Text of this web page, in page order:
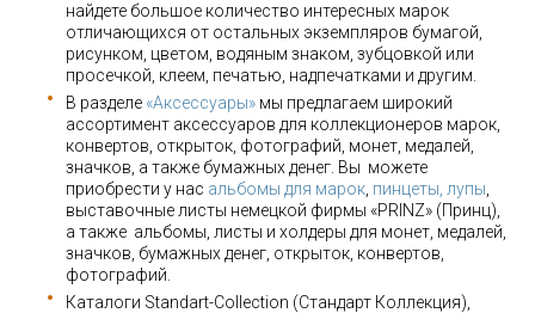
найдете большое количество интересных марок
отличающихся от остальных экземпляров бумагой,
рисунком, цветом, водяным знаком, зубцовкой или
просечкой, клеем, печатью, надпечатками и другим.
В разделе «Аксессуары» мы предлагаем широкий
ассортимент аксессуаров для коллекционеров марок,
конвертов, открыток, фотографий, монет, медалей,
значков, а также бумажных денег. Вы можете
приобрести у нас альбомы для марок пинцеты, лупы
выставочные листы немецкой фирмы «PRINZ» (Принц),
а также альбомы, листы и холдеры для монет, медалей,
значков, бумажных денег, открыток, конвертов,
фотографий.
Каталоги Standart-Collection (Стандарт Коллекция),